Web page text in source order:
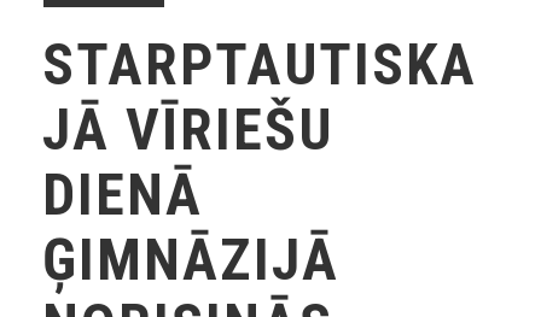
STARPTAUTISKA
JĀ VĪRIEŠU
DIENĀ
ĢIMNĀZIJĀ